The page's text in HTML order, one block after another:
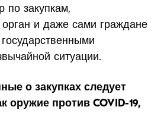
по закупкам,
и даже сами граждане
ситуации.
о закупках следует
оружие против COVID-19,